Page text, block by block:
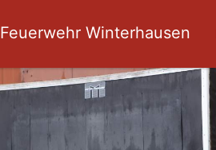
Feuerwehr Winterhausen